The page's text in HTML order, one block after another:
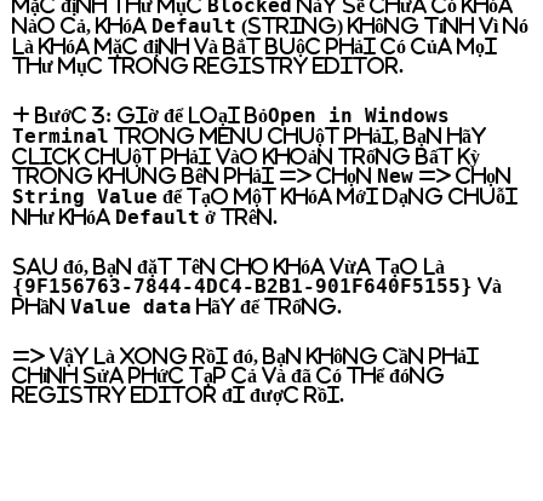
Mặc định thư mục Blocked này sẽ chưa có khóa
nào cả, khóa Default (String) không tính vì nó
là khóa mặc định và bắt buộc phải có của mọi
thư mục trong Registry Editor.
+ Bước 3: Giờ để loại bỏOpen in Windows
Terminal trong menu chuột phải, bạn hãy
click chuột phải vào khoản trống bất kỳ
trong khung bên phải => chọn New => chọn
String Value để tạo một khóa mới dạng chuỗi
như khóa Default ở trên.
Sau đó, bạn đặt tên cho khóa vừa tạo là
{9F156763-7844-4DC4-B2B1-901F640F5155} và
phần Value data hãy để trống.
=> Vậy là xong rồi đó, bạn không cần phải
chỉnh sửa phức tạp cả và đã có thể đóng
Registry Editor đi được rồi.